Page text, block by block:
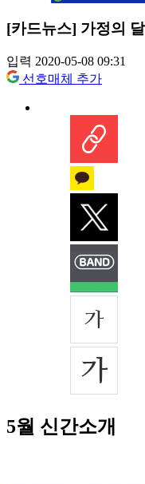
[카드뉴스] 가정의
입력 2020-05-08 09:31
선호매체 추가
5월 신간소개